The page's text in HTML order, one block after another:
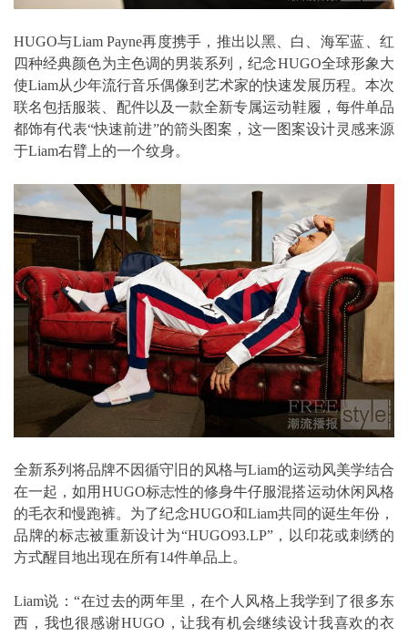
HUGO与Liam Payne再度携手，推出以黑、白、海军蓝、红
四种经典颜色为主色调的男装系列，纪念HUGO全球形象大
使Liam从少年流行音乐偶像到艺术家的快速发展历程。本次
联名包括服装、配件以及一款全新专属运动鞋履，每件单品
都饰有代表“快速前进”的箭头图案，这一图案设计灵感来源
于Liam右臂上的一个纹身。
全新系列将品牌不因循守旧的风格与Liam的运动风美学结合
在一起，如用HUGO标志性的修身牛仔服混搭运动休闲风格
的毛衣和慢跑裤。为了纪念HUGO和Liam共同的诞生年份，
品牌的标志被重新设计为“HUGO93.LP”，以印花或刺绣的
方式醒目地出现在所有14件单品上。
Liam说：“在过去的两年里，在个人风格上我学到了很多东
西，我也很感谢HUGO，让我有机会继续设计我喜欢的衣